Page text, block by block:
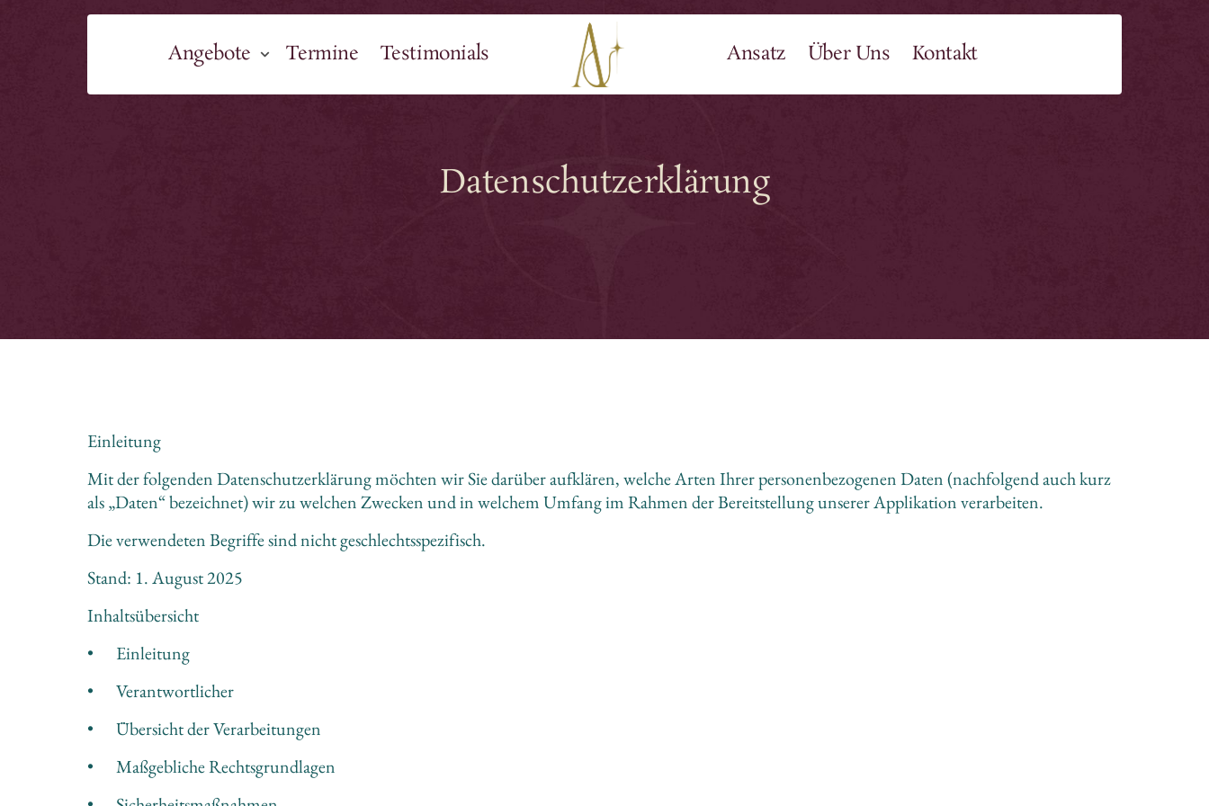
Angebote Termine Testimonials Ansatz Über Uns Kontakt
Datenschutzerklärung
Einleitung
Mit der folgenden Datenschutzerklärung möchten wir Sie darüber aufklären, welche Arten Ihrer personenbezogenen Daten (nachfolgend auch kurz
als „Daten“ bezeichnet) wir zu welchen Zwecken und in welchem Umfang im Rahmen der Bereitstellung unserer Applikation verarbeiten.
Die verwendeten Begriffe sind nicht geschlechtsspezifisch.
Stand: 1. August 2025
Inhaltsübersicht
•	Einleitung
•	Verantwortlicher
•	Übersicht der Verarbeitungen
•	Maßgebliche Rechtsgrundlagen
Schnellauswahl
Alle Angebote im
Seminare &
0€ Infoevent zur Kosmische
Organanatomie
0€ Infoevent zur medialen